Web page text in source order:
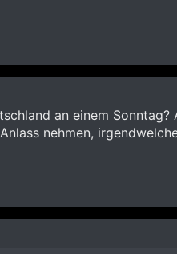
an einem Sonntag?
nehmen,